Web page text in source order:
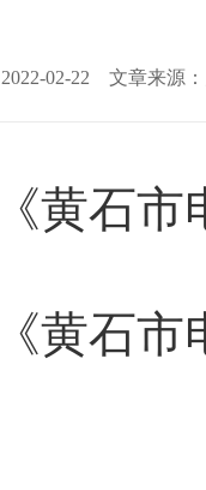
02-22 文章来源
黄石市
《黄石